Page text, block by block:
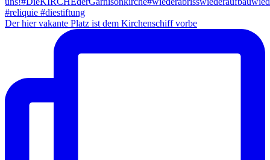
Der hier vakante Platz ist dem Kirchenschiff vorbe